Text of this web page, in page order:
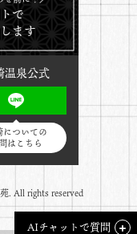
AIチャットで質問
で
ます
温泉公式
についての
はこちら
. All rights reserved